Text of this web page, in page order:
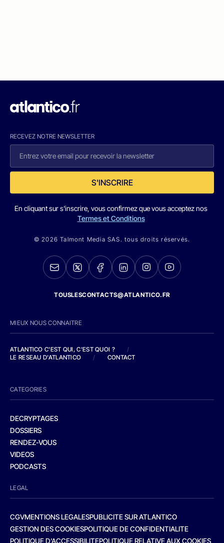
RECEVEZ NOTRE NEWSLETTER
S'INSCRIRE
En cliquant sur s'inscrire, vous confirmez que vous acceptez nos
Termes et Conditions
© 2026 Talmont Media SAS. tous droits réservés.
TOUSLESCONTACTS@ATLANTICO.FR
MIEUX NOUS CONNAITRE
ATLANTICO C'EST QUI, C'EST QUOI ?
/
LE RESEAU D'ATLANTICO
/ CONTACT
CATEGORIES
DECRYPTAGES
DOSSIERS
RENDEZ-VOUS
VIDEOS
PODCASTS
LEGAL
CGVMENTIONS LEGALESPUBLICITE SUR ATLANTICO
GESTION DES COOKIESPOLITIQUE DE CONFIDENTIALITE
POLITIQUE D’ACCESSIBILITEPOLITIQUE RELATIVE AUX COOKIES